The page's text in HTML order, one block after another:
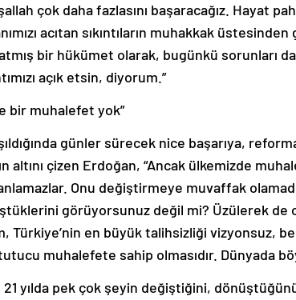
çok daha fazlasını başaracağız. Hayat
acıtan sıkıntıların muhakkak
bir hükümet olarak, bugünkü sorunları
açık etsin, diyorum.”
bir muhalefet yok”
günler sürecek nice başarıya,
altını çizen Erdoğan, “Ancak ülkemizde
Onu değiştirmeye muvaffak
görüyorsunuz değil mi? Üzülerek de
Türkiye’nin en büyük talihsizliği vizyonsuz,
muhalefete sahip olmasıdır. Dünyada
21 yılda pek çok şeyin değiştiğini,